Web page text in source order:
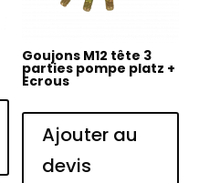
Goujons M12 tête 3
parties pompe platz +
Ecrous
Ajouter au
devis